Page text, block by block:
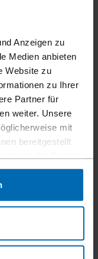
Anzeigen zu
Medien anbieten
Website zu
zu Ihrer
Partner für
weiter. Unsere
mit
bereitgestellt